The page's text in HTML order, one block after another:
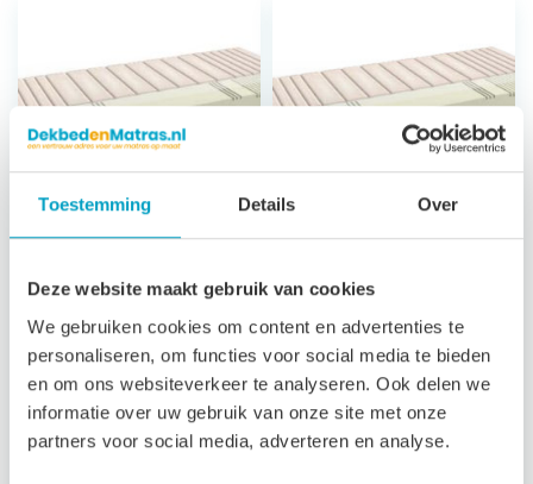
Toestemming Details Over
Deze website maakt gebruik van cookies
We gebruiken cookies om content en advertenties te
personaliseren, om functies voor social media te bieden
en om ons websiteverkeer te analyseren. Ook delen we
informatie over uw gebruik van onze site met onze
partners voor social media, adverteren en analyse.
Matras Andros
Climat
7 zones
ondersteuning
23 cm hoog
Matras Milos
7 zones
ondersteuning
21 cm hoog
Afritsbare, wasbare